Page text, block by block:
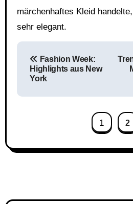
märchenhaftes Kleid
sehr elegant.
Fashion Week:
Highlights aus New
York
1 2